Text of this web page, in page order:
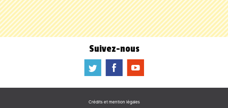
Suivez-nous
a b f
Crédits et mention légales